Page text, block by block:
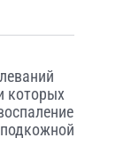
которых